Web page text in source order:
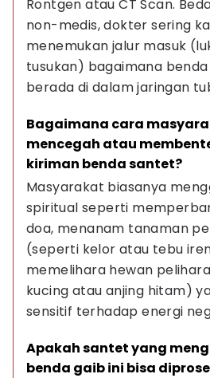
Rontgen atau CT Scan.
non-medis, dokter sering
menemukan jalur masuk
tusukan) bagaimana
berada di dalam jaringan
Bagaimana cara
mencegah atau
kiriman benda santet?
Masyarakat biasanya
spiritual seperti
doa, menanam tanaman
(seperti kelor atau tebu
memelihara hewan
kucing atau anjing hitam)
sensitif terhadap energi
Apakah santet yang
benda gaib ini bisa